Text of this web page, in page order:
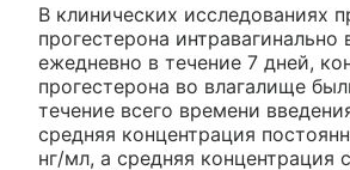
В клинических исследованиях
прогестерона интравагинально
ежедневно в течение 7 дней,
прогестерона во влагалище
течение всего времени
средняя концентрация
нг/мл, а средняя концентрация